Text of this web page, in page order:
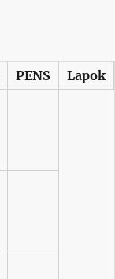
PENS Lapok